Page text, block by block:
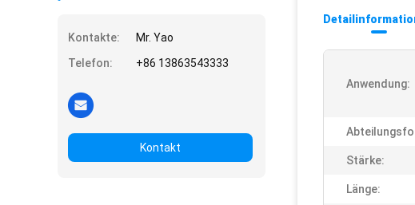
Kontakte:
Mr. Yao
Telefon:
+86 13863543333
Kontakt
Anwendung:
Stärke:
Länge: